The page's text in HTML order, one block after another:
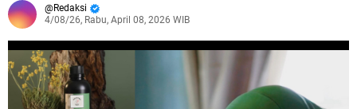
Redaksi
4/08/26, Rabu, April 08, 2026 WIB